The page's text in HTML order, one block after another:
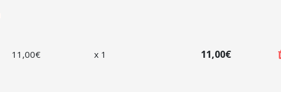
11,00€ x 1 11,00€